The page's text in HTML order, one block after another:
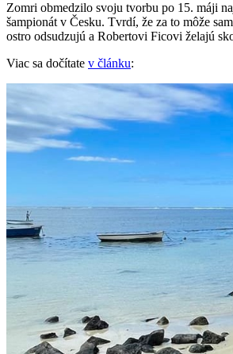
Zomri obmedzilo svoju tvorbu po 15. máji
šampionát v Česku. Tvrdí, že za to môže
ostro odsudzujú a Robertovi Ficovi želajú
Viac sa dočítate v článku: